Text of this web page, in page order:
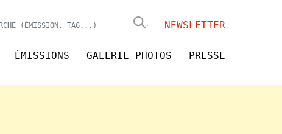
NEWSLETTER
ÉMISSIONS GALERIE PHOTOS PRESSE